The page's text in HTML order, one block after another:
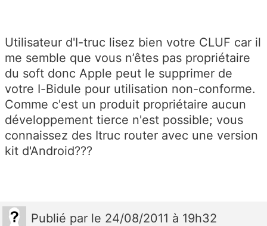
Utilisateur d'I-truc lisez bien votre CLUF car il
me semble que vous n’êtes pas propriétaire
du soft donc Apple peut le supprimer de
votre I-Bidule pour utilisation non-conforme.
Comme c'est un produit propriétaire aucun
développement tierce n'est possible; vous
connaissez des Itruc router avec une version
kit d'Android???
Publié par le 24/08/2011 à 19h32